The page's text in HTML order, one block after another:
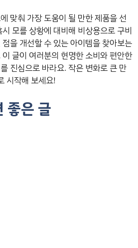
맞춰 가장 도움이 될 만한 제품을 선
모를 상황에 대비해 비상용으로 구비
을 개선할 수 있는 아이템을 찾아보는
글이 여러분의 현명한 소비와 편안한
진심으로 바라요. 작은 변화로 큰 만
시작해 보세요!
좋은 글